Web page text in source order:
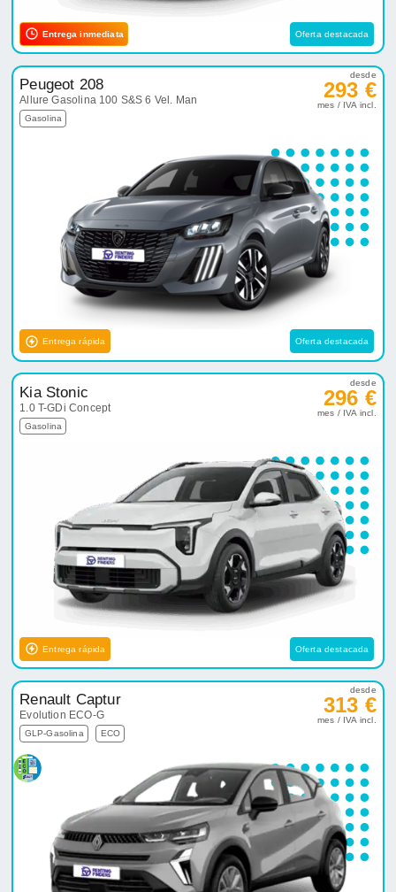
Entrega inmediata Oferta destacada
Peugeot 208
Allure Gasolina 100 S&S 6 Vel. Man
Gasolina
desde
293 €
mes / IVA incl.
Entrega rápida Oferta destacada
Kia Stonic
1.0 T-GDi Concept
Gasolina
desde
296 €
mes / IVA incl.
Entrega rápida Oferta destacada
Renault Captur
Evolution ECO-G
GLP-Gasolina ECO
desde
313 €
mes / IVA incl.